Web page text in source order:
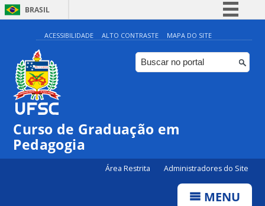
BRASIL
Simplifique!
Comunica BR
Participe
Canais
ACESSIBILIDADE ALTO CONTRASTE MAPA DO SITE
Curso de Graduação em
Pedagogia
Área Restrita Administradores do Site
MENU